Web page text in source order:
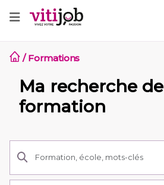
/Formations
Ma recherche de
formation